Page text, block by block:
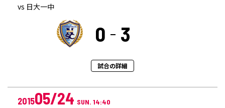
vs 日大一中
0 3
試合の詳細
201505/24 SUN. 14:40